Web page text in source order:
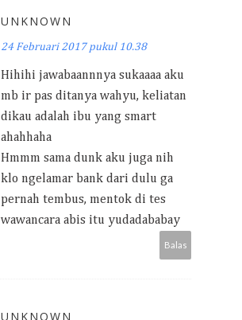
UNKNOWN
24 Februari 2017 pukul 10.38
Hihihi jawabaannnya sukaaaa aku
mb ir pas ditanya wahyu, keliatan
dikau adalah ibu yang smart
ahahhaha
Hmmm sama dunk aku juga nih
klo ngelamar bank dari dulu ga
pernah tembus, mentok di tes
wawancara abis itu yudadababay
Balas
UNKNOWN